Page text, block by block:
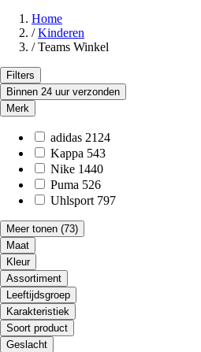
Home
/ Kinderen
/ Teams Winkel
Filters
Binnen 24 uur verzonden
Merk
adidas 2124
Kappa 543
Nike 1440
Puma 526
Uhlsport 797
Meer tonen (73)
Maat
Kleur
Assortiment
Leeftijdsgroep
Karakteristiek
Soort product
Geslacht